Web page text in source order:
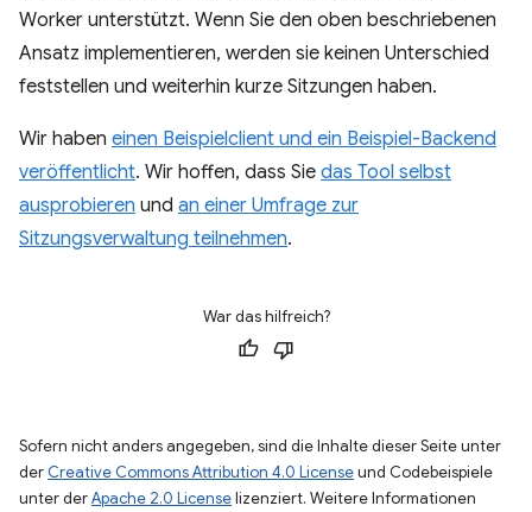
Worker unterstützt. Wenn Sie den oben beschriebenen
Ansatz implementieren, werden sie keinen Unterschied
feststellen und weiterhin kurze Sitzungen haben.
Wir haben einen Beispielclient und ein Beispiel-Backend
veröffentlicht. Wir hoffen, dass Sie das Tool selbst
ausprobieren und an einer Umfrage zur
Sitzungsverwaltung teilnehmen.
War das hilfreich?
Sofern nicht anders angegeben, sind die Inhalte dieser Seite unter
der Creative Commons Attribution 4.0 Licenseund Codebeispiele
unter derApache 2.0 Licenselizenziert. Weitere Informationen